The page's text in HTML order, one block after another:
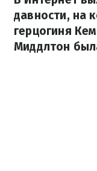
давности, на
герцогиня
Миддлтон